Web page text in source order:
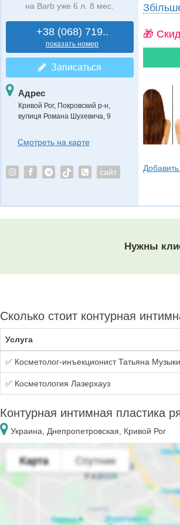
на Barb уже 6 л. 8 мес.
+38 (068) 719..
показать номер
Записаться
Адрес
Кривой Рог, Покровский р-н
вулиця Романа Шухевича, 9
Смотреть на карте
сайт
🎁
Нужны
Сколько стоит контурная
Услуга
✅ Косметолог-инъекционист Татьяна
✅ Косметология Лазерхауз
Контурная интимная пластика
Украина, Днепропетровская, Кривой Рог